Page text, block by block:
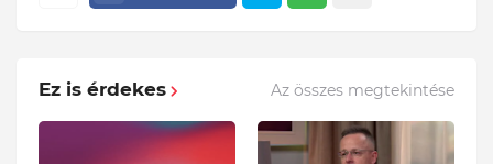
Ez is érdekes Az összes megtekintése